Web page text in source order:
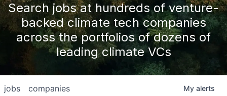
Search jobs at hundreds of venture-
backed climate tech companies
across the portfolios of dozens of
leading climate VCs
jobs companies My alerts